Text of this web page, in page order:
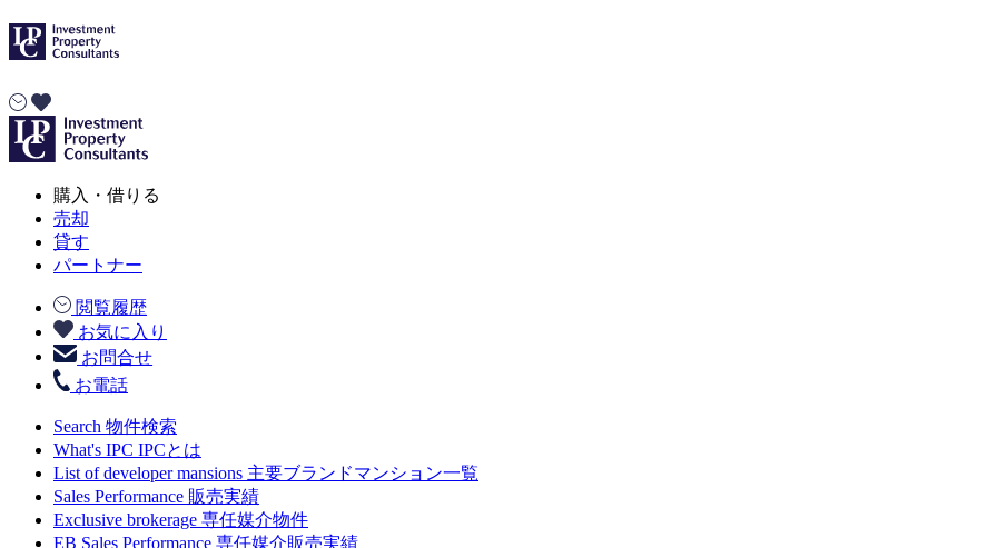
購入・借りる
売却
貸す
パートナー
閲覧履歴
お気に入り
お問合せ
お電話
Search 物件検索
What's IPC IPCとは
List of developer mansions 主要ブランドマンション一覧
Sales Performance 販売実績
Exclusive brokerage 専任媒介物件
EB Sales Performance 専任媒介販売実績